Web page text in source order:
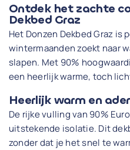
Ontdek het zachte
Dekbed Graz
Het Donzen Dekbed Graz is
wintermaanden zoekt naar
slapen. Met 90%
een heerlijk warme, toch
Heerlijk warm en
De rijke vulling van 90%
uitstekende isolatie. Dit
zonder dat je het snel te